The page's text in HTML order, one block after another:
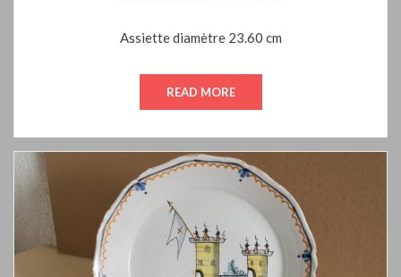
Assiette diamètre 23.60 cm
READ MORE